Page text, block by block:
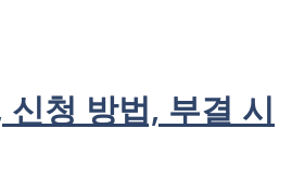
청 방법, 부결 시